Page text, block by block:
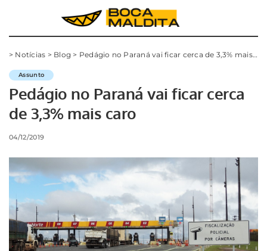
> Notícias > Blog > Pedágio no Paraná vai ficar cerca de 3,3% mais caro
Assunto
Pedágio no Paraná vai ficar cerca
de 3,3% mais caro
04/12/2019